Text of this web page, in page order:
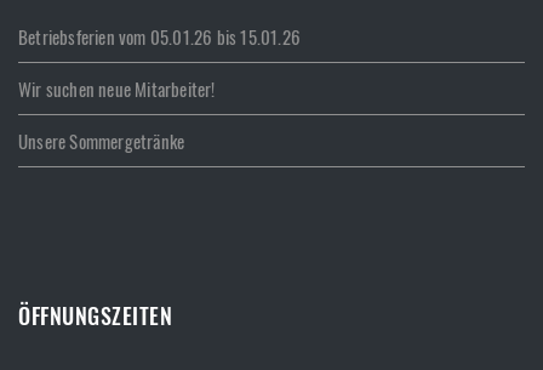
Betriebsferien vom 05.01.26 bis 15.01.26
Wir suchen neue Mitarbeiter!
Unsere Sommergetränke
ÖFFNUNGSZEITEN